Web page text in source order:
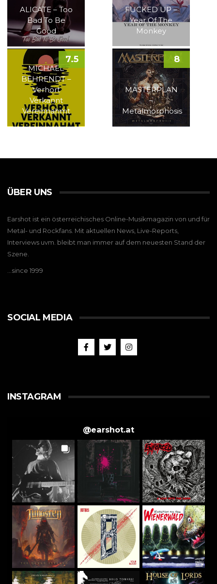
ALICATE – Too
Bad To Be
Good
FUCKED UP –
Year Of The
Monkey
MICHAEL
BEHRENDT –
Verhört
Verkannt
Vereinnahmt
7.5
MASTERPLAN
–
Metalmorphosis
8
ÜBER UNS
Earshot ist ein österreichisches Online-Musikmagazin von und für
Metal- und Rockfans. Mit aktuellen News, Live-Reports,
Interviews uvm. bleibt man immer auf dem neuesten Stand der
Szene.
…since 1999
SOCIAL MEDIA
INSTAGRAM
@earshot.at